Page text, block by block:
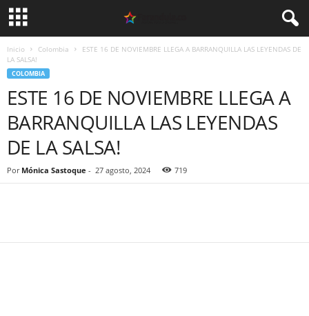
Inicio Colombia
ESTE 16 DE NOVIEMBRE LLEGA A BARRANQUILLA LAS LEYENDAS DE
LA SALSA!
COLOMBIA
ESTE 16 DE NOVIEMBRE LLEGA A
BARRANQUILLA LAS LEYENDAS
DE LA SALSA!
Por Mónica Sastoque - 27 agosto, 2024 719